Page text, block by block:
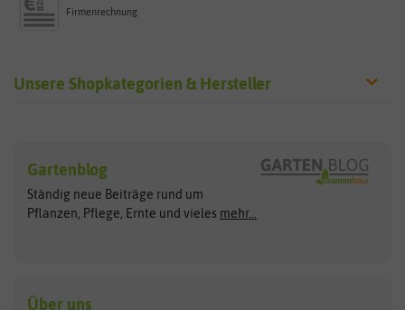
Firmenrechnung
Unsere Shopkategorien & Hersteller
Exotische Samen
Gemüsesamen
Gründünger
Kräutersamen
Arche Noah
ASB Greenworld
Benary
Clever Pots
COMPO
Gartenblog
Ständig neue Beiträge rund um
Pflanzen, Pflege, Ernte und vieles mehr...
Über uns